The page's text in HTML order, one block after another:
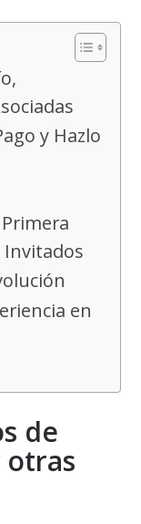
y Hazlo
Invitados
en
de
otras